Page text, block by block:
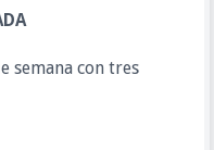
semana con tres